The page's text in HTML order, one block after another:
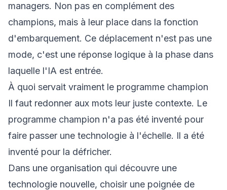
managers. Non pas en complément des
champions, mais à leur place dans la fonction
d'embarquement. Ce déplacement n'est pas une
mode, c'est une réponse logique à la phase dans
laquelle l'IA est entrée.
À quoi servait vraiment le programme champion
Il faut redonner aux mots leur juste contexte. Le
programme champion n'a pas été inventé pour
faire passer une technologie à l'échelle. Il a été
inventé pour la défricher.
Dans une organisation qui découvre une
technologie nouvelle, choisir une poignée de